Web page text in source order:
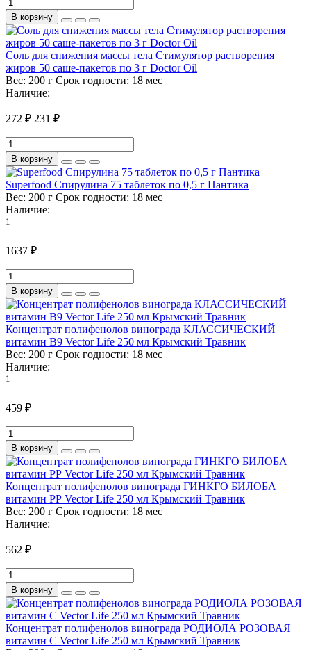
В корзину
Соль для снижения массы тела Стимулятор растворения
жиров 50 саше-пакетов по 3 г Doctor Oil
Вес: 200 г Срок годности: 18 мес
Наличие:
272 ₽ 231 ₽
В корзину
Superfood Спирулина 75 таблеток по 0,5 г Пантика
Вес: 200 г Срок годности: 18 мес
Наличие:
1
1637 ₽
В корзину
Концентрат полифенолов винограда КЛАССИЧЕСКИЙ
витамин B9 Vector Life 250 мл Крымский Травник
Вес: 200 г Срок годности: 18 мес
Наличие:
1
459 ₽
В корзину
Концентрат полифенолов винограда ГИНКГО БИЛОБА
витамин РР Vector Life 250 мл Крымский Травник
Вес: 200 г Срок годности: 18 мес
Наличие:
562 ₽
В корзину
Концентрат полифенолов винограда РОДИОЛА РОЗОВАЯ
витамин С Vector Life 250 мл Крымский Травник